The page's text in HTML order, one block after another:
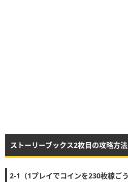
ストーリーブックス2枚目の攻略方法
2-1（1プレイでコインを230枚稼ご